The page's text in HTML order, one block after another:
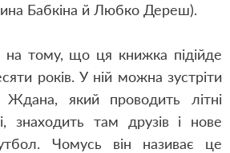
Бабкіна й Любко Дереш).
на тому, що ця книжка підійде
років. У ній можна зустріти
Ждана, який проводить літні
знаходить там друзів і нове
Чомусь він називає це